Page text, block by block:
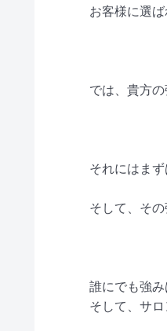
お客様に選
では、貴方
それにはま
そして、そ
誰にでも強み
そして、サ